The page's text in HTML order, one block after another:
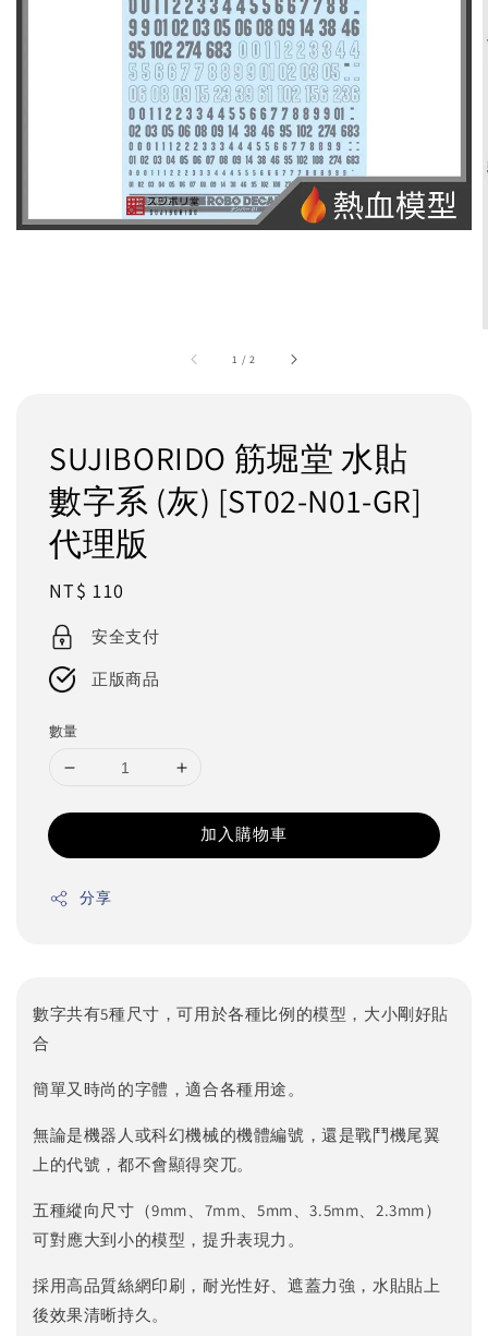
1 /2
SUJIBORIDO 筋堀堂 水貼
數字系 (灰) [ST02-N01-GR]
代理版
Regular
price
NT$ 110
安全支付
正版商品
數量
加入購物車
分享
數字共有5種尺寸，可用於各種比例的模型，大小剛好貼
合
簡單又時尚的字體，適合各種用途。
無論是機器人或科幻機械的機體編號，還是戰鬥機尾翼
上的代號，都不會顯得突兀。
五種縱向尺寸（9mm、7mm、5mm、3.5mm、2.3mm）
可對應大到小的模型，提升表現力。
採用高品質絲網印刷，耐光性好、遮蓋力強，水貼貼上
後效果清晰持久。